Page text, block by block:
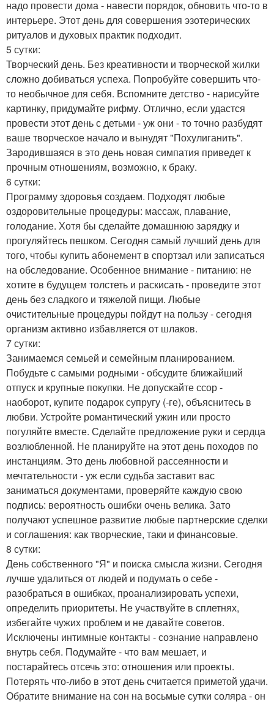
надо провести дома - навести порядок, обновить что-то в
интерьере. Этот день для совершения эзотерических
ритуалов и духовых практик подходит.
5 сутки:
Творческий день. Без креативности и творческой жилки
сложно добиваться успеха. Попробуйте совершить что-
то необычное для себя. Вспомните детство - нарисуйте
картинку, придумайте рифму. Отлично, если удастся
провести этот день с детьми - уж они - то точно разбудят
ваше творческое начало и вынудят "Похулиганить".
Зародившаяся в это день новая симпатия приведет к
прочным отношениям, возможно, к браку.
6 сутки:
Программу здоровья создаем. Подходят любые
оздоровительные процедуры: массаж, плавание,
голодание. Хотя бы сделайте домашнюю зарядку и
прогуляйтесь пешком. Сегодня самый лучший день для
того, чтобы купить абонемент в спортзал или записаться
на обследование. Особенное внимание - питанию: не
хотите в будущем толстеть и раскисать - проведите этот
день без сладкого и тяжелой пищи. Любые
очистительные процедуры пойдут на пользу - сегодня
организм активно избавляется от шлаков.
7 сутки:
Занимаемся семьей и семейным планированием.
Побудьте с самыми родными - обсудите ближайший
отпуск и крупные покупки. Не допускайте ссор -
наоборот, купите подарок супругу (-ге), объяснитесь в
любви. Устройте романтический ужин или просто
погуляйте вместе. Сделайте предложение руки и сердца
возлюбленной. Не планируйте на этот день походов по
инстанциям. Это день любовной рассеянности и
мечтательности - уж если судьба заставит вас
заниматься документами, проверяйте каждую свою
подпись: вероятность ошибки очень велика. Зато
получают успешное развитие любые партнерские сделки
и соглашения: как творческие, таки и финансовые.
8 сутки:
День собственного "Я" и поиска смысла жизни. Сегодня
лучше удалиться от людей и подумать о себе -
разобраться в ошибках, проанализировать успехи,
определить приоритеты. Не участвуйте в сплетнях,
избегайте чужих проблем и не давайте советов.
Исключены интимные контакты - сознание направлено
внутрь себя. Подумайте - что вам мешает, и
постарайтесь отсечь это: отношения или проекты.
Потерять что-либо в этот день считается приметой удачи.
Обратите внимание на сон на восьмые сутки соляра - он